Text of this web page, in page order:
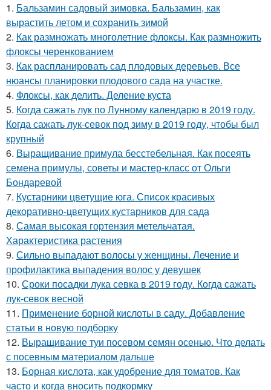
1. Бальзамин садовый зимовка. Бальзамин, как
вырастить летом и сохранить зимой
2. Как размножать многолетние флоксы. Как размножить
флоксы черенкованием
3. Как распланировать сад плодовых деревьев. Все
нюансы планировки плодового сада на участке.
4. Флоксы, как делить. Деление куста
5. Когда сажать лук по Лунному календарю в 2019 году.
Когда сажать лук-севок под зиму в 2019 году, чтобы был
крупный
6. Выращивание примула бесстебельная. Как посеять
семена примулы, советы и мастер-класс от Ольги
Бондаревой
7. Кустарники цветущие юга. Список красивых
декоративно-цветущих кустарников для сада
8. Самая высокая гортензия метельчатая.
Характеристика растения
9. Сильно выпадают волосы у женщины. Лечение и
профилактика выпадения волос у девушек
10. Сроки посадки лука севка в 2019 году. Когда сажать
лук-севок весной
11. Применение борной кислоты в саду. Добавление
статьи в новую подборку
12. Выращивание туи посевом семян осенью. Что делать
с посевным материалом дальше
13. Борная кислота, как удобрение для томатов. Как
часто и когда вносить подкормку